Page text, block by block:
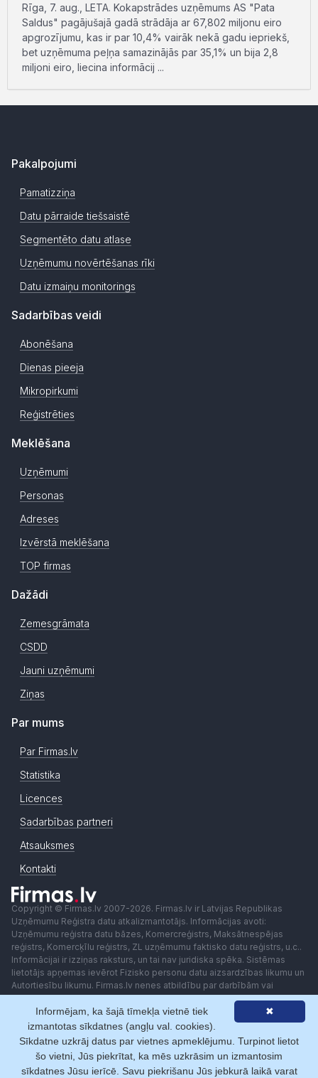
Rīga, 7. aug., LETA. Kokapstrādes uzņēmums AS "Pata
Saldus" pagājušajā gadā strādāja ar 67,802 miljonu eiro
apgrozījumu, kas ir par 10,4% vairāk nekā gadu iepriekš,
bet uzņēmuma peļņa samazinājās par 35,1% un bija 2,8
miljoni eiro, liecina informācij ...
Pakalpojumi
Pamatizziņa
Datu pārraide tiešsaistē
Segmentēto datu atlase
Uzņēmumu novērtēšanas rīki
Datu izmaiņu monitorings
Sadarbības veidi
Abonēšana
Dienas pieeja
Mikropirkumi
Reģistrēties
Meklēšana
Uzņēmumi
Personas
Adreses
Izvērstā meklēšana
TOP firmas
Dažādi
Zemesgrāmata
CSDD
Jauni uzņēmumi
Ziņas
Par mums
Par Firmas.lv
Statistika
Licences
Sadarbības partneri
Atsauksmes
Kontakti
Copyright © Firmas.lv 2007-2026. Firmas.lv ir Latvijas Republikas
Uzņēmumu Reģistra datu atkalizmantotājs. Informācijas avoti:
Uzņēmumu reģistra datu bāzes, Komercreģistrs, Maksātnespējas
reģistrs, Komercķīlu reģistrs, ZL uzņēmumu faktisko datu reģistrs, u.c..
Informācijai ir izziņas raksturs, un tai nav juridiska spēka. Sistēmas
lietotājs apņemas ievērot Fizisko personu datu aizsardzības likumu un
Autortiesību likumu. Firmas.lv nenes atbildību par darbībām vai
lēmumiem, kas balstīti uz saņemto pakalpojumu. Lietotājam aizliegts
izmantot jebkādas automatizētas sistēmas vai iekārtas (robotus)
piekļuvei sistēmai bez rakstiskas saskaņošanas ar Firmas.lv. Galvenā
redaktore: Ingūna Pempere.
Lietošanas noteikumi
Privātuma politika Norēķini ar
✖
Informējam, ka šajā tīmekļa vietnē tiek
izmantotas sīkdatnes (angļu val. cookies).
Sīkdatne uzkrāj datus par vietnes apmeklējumu. Turpinot lietot
šo vietni, Jūs piekrītat, ka mēs uzkrāsim un izmantosim
sīkdatnes Jūsu ierīcē. Savu piekrišanu Jūs jebkurā laikā varat